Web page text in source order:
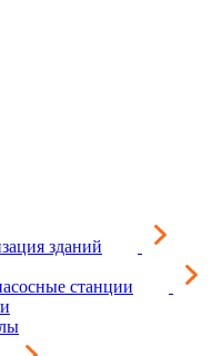
зданий
станции